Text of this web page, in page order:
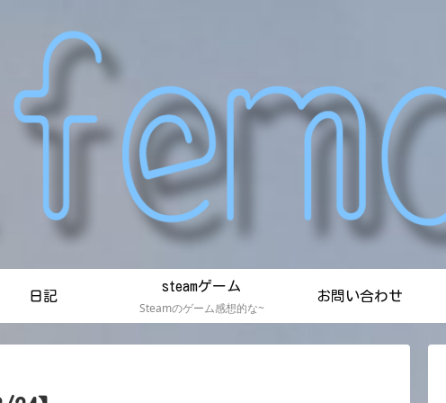
日記
steamゲーム
Steamのゲーム感想的な~
お問い合わせ